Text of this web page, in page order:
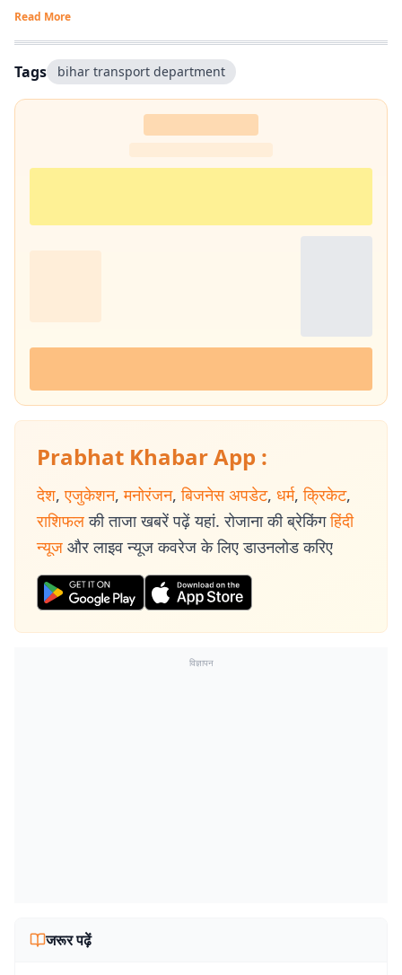
Read More
Tags bihar transport department
Prabhat Khabar App :
देश, एजुकेशन, मनोरंजन, बिजनेस अपडेट, धर्म, क्रिकेट,
राशिफल की ताजा खबरें पढ़ें यहां. रोजाना की ब्रेकिंग हिंदी
न्यूज और लाइव न्यूज कवरेज के लिए डाउनलोड करिए
विज्ञापन
जरूर पढ़ें